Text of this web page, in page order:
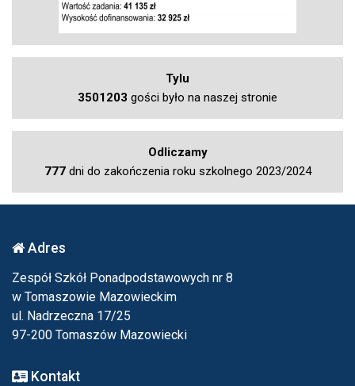
Tylu
3501203 gości było na naszej stronie
Odliczamy
777dni do zakończenia roku szkolnego 2023/2024
Adres
Zespół Szkół Ponadpodstawowych nr 8
w Tomaszowie Mazowieckim
ul. Nadrzeczna 17/25
97-200 Tomaszów Mazowiecki
Kontakt